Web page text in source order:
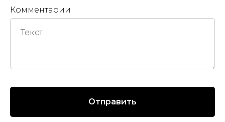
Комментарии
Отправить